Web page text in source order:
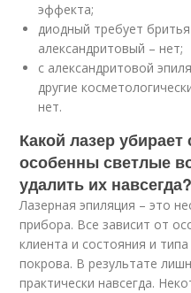
эффекта;
диодный требует
александритовый – нет;
с александритовой
другие
нет.
Какой лазер
особенны светлые
удалить их навсегда?
Лазерная эпиляция – это
прибора. Все зависит от
клиента и состояния и
покрова. В результате
практически навсегда.